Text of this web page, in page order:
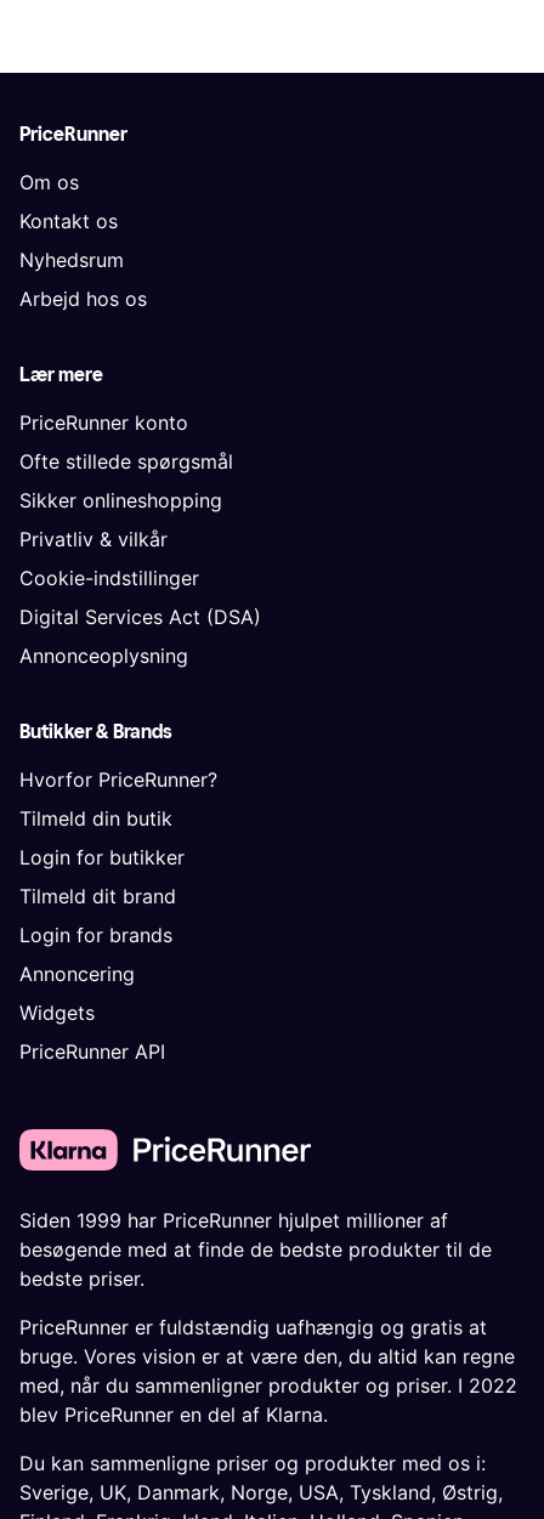
PriceRunner
Om os
Kontakt os
Nyhedsrum
Arbejd hos os
Lær mere
PriceRunner konto
Ofte stillede spørgsmål
Sikker onlineshopping
Privatliv & vilkår
Cookie-indstillinger
Digital Services Act (DSA)
Annonceoplysning
Butikker & Brands
Hvorfor PriceRunner?
Tilmeld din butik
Login for butikker
Tilmeld dit brand
Login for brands
Annoncering
Widgets
PriceRunner API
Siden 1999 har PriceRunner hjulpet millioner af
besøgende med at finde de bedste produkter til de
bedste priser.
PriceRunner er fuldstændig uafhængig og gratis at
bruge. Vores vision er at være den, du altid kan regne
med, når du sammenligner produkter og priser. I 2022
blev PriceRunner en del af Klarna.
Du kan sammenligne priser og produkter med os i:
Sverige, UK, Danmark, Norge, USA, Tyskland, Østrig,